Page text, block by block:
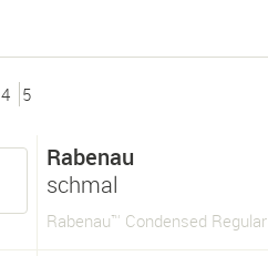
4 5
Rabenau
schmal
Rabenau™ Condensed Regular